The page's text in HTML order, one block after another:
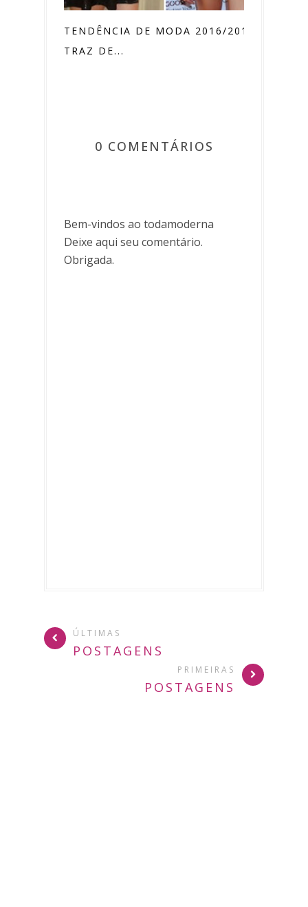
TENDÊNCIA DE MODA 2016/2017
TRAZ DE...
0 COMENTÁRIOS
Bem-vindos ao todamoderna
Deixe aqui seu comentário.
Obrigada.
ÚLTIMAS
POSTAGENS
PRIMEIRAS
POSTAGENS